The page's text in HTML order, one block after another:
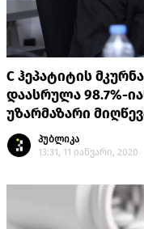
C ჰეპატიტის
დაასრულა 98.7%-
უზარმაზარი
პუბლიკა
13:31, 11 იანვარი, 2020